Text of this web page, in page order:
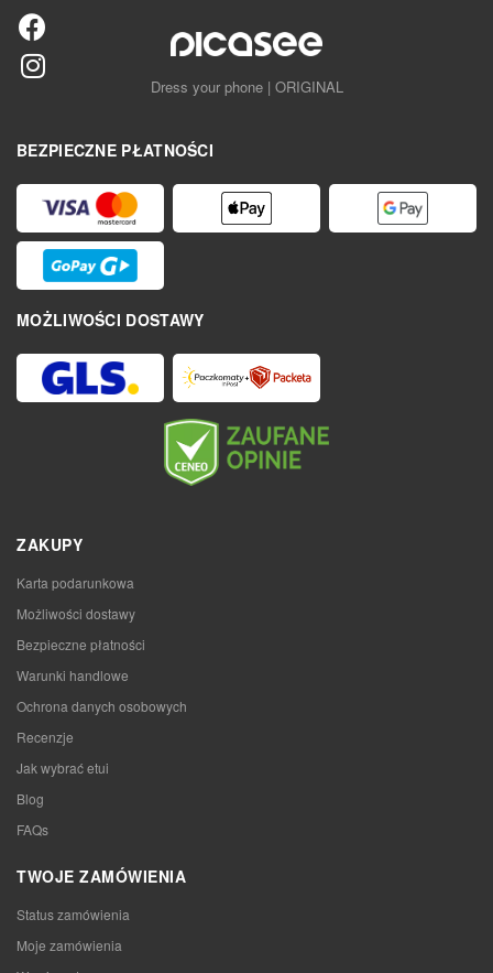
Dress your phone | ORIGINAL
BEZPIECZNE PŁATNOŚCI
MOŻLIWOŚCI DOSTAWY
ZAKUPY
Karta podarunkowa
Możliwości dostawy
Bezpieczne płatności
Warunki handlowe
Ochrona danych osobowych
Recenzje
Jak wybrać etui
Blog
FAQs
TWOJE ZAMÓWIENIA
Status zamówienia
Moje zamówienia